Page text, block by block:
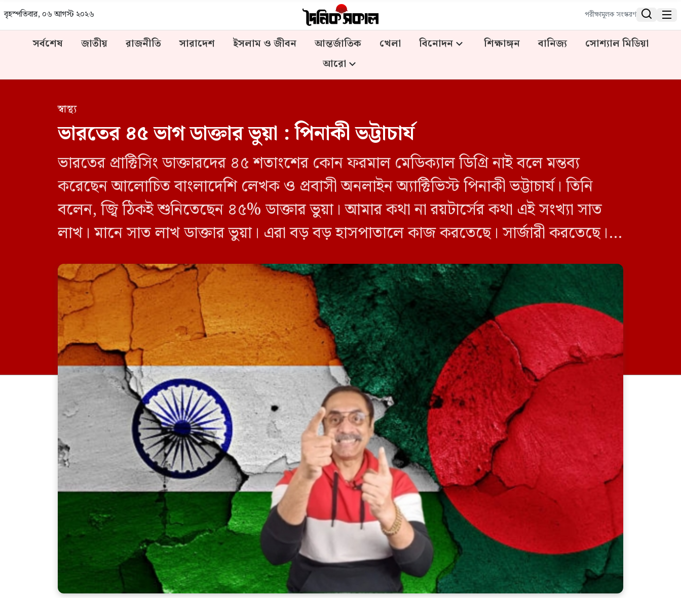
বৃহস্পতিবার, ০৬ আগস্ট ২০২৬ পরীক্ষামূলক সংস্করণ  
সর্বশেষ জাতীয় রাজনীতি সারাদেশ ইসলাম ও জীবন আন্তর্জাতিক খেলা বিনোদন শিক্ষাঙ্গন বানিজ্য
সোশ্যাল মিডিয়া
আরো
স্বাস্থ্য
ভারতের ৪৫ ভাগ ডাক্তার ভুয়া : পিনাকী ভট্টাচার্য
ভারতের প্রাক্টিসিং ডাক্তারদের ৪৫ শতাংশের কোন ফরমাল মেডিক্যাল ডিগ্রি নাই বলে মন্তব্য
করেছেন আলোচিত বাংলাদেশি লেখক ও প্রবাসী অনলাইন অ্যাক্টিভিস্ট পিনাকী ভট্টাচার্য। তিনি
বলেন, জ্বি ঠিকই শুনিতেছেন ৪৫% ডাক্তার ভুয়া। আমার কথা না রয়টার্সের কথা এই সংখ্যা সাত
লাখ। মানে সাত লাখ ডাক্তার ভুয়া। এরা বড় বড় হাসপাতালে কাজ করতেছে। সার্জারী করতেছে।